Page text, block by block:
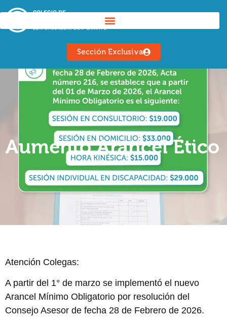
Sección Exclusiva
Aumento Arancel Ético
Atención Colegas:
A partir del 1° de marzo se implementó el nuevo
Arancel Mínimo Obligatorio por resolución del
Consejo Asesor de fecha 28 de Febrero de 2026.